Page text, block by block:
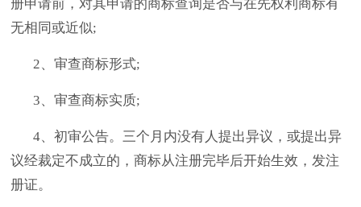
册申请前，对其申请的商标查询是否与在先权利商标有
无相同或近似;
2、审查商标形式;
3、审查商标实质;
4、初审公告。三个月内没有人提出异议，或提出异
议经裁定不成立的，商标从注册完毕后开始生效，发注
册证。